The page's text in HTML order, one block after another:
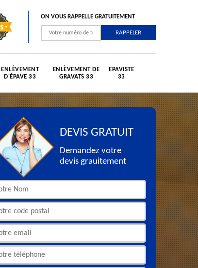
ON VOUS RAPPELLE GRATUITEMENT
ENLÈVEMENT
D'ÉPAVE 33
ENLÈVEMENT DE
GRAVATS 33
EPAVISTE
33
DEVIS GRATUIT
Demandez votre
devis grauitement